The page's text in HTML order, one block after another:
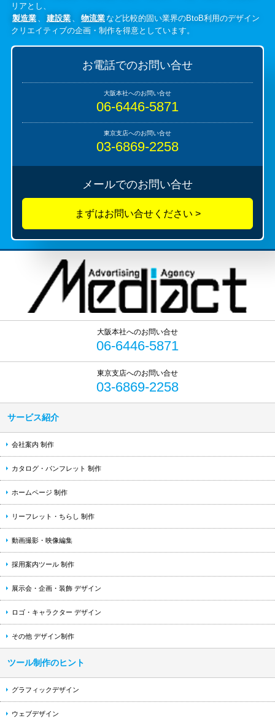
リアとし、
製造業
建設業 物流業など比較的固い業界のBtoB利用のデザイン
クリエイティブの企画・制作を得意としています。
お電話でのお問い合せ
06-6446-5871
03-6869-2258
メールでのお問い合せ
06-6446-5871
03-6869-2258
サービス紹介
会社案内 制作
カタログ・パンフレット 制作
ホームページ 制作
リーフレット・ちらし 制作
動画撮影・映像編集
採用案内ツール 制作
展示会・企画・装飾 デザイン
ロゴ・キャラクター デザイン
その他 デザイン制作
ツール制作のヒント
グラフィックデザイン
ウェブデザイン